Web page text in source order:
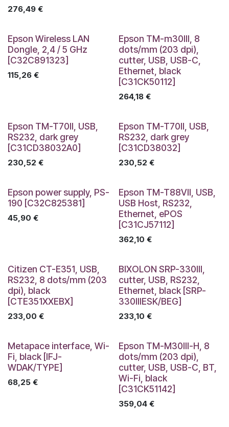
276,49 €
Epson Wireless LAN
Dongle, 2,4 / 5 GHz
[C32C891323]
115,26 €
Epson TM-m30III, 8
dots/mm (203 dpi),
cutter, USB, USB-C,
Ethernet, black
[C31CK50112]
264,18€
Epson TM-T70II, USB,
RS232, dark grey
[C31CD38032A0]
230,52 €
Epson TM-T70II, USB,
RS232, dark grey
[C31CD38032]
230,52 €
Epson power supply, PS-
190 [C32C825381]
45,90 €
Epson TM-T88VII, USB,
USB Host, RS232,
Ethernet, ePOS
[C31CJ57112]
362,10 €
Citizen CT-E351, USB,
RS232, 8 dots/mm (203
dpi), black
[CTE351XXEBX]
233,00 €
BIXOLON SRP-330III,
cutter, USB, RS232,
Ethernet, black [SRP-
330IIIESK/BEG]
233,10 €
Metapace interface, Wi-
Fi, black [IFJ-
WDAK/TYPE]
68,25 €
Epson TM-M30III-H, 8
dots/mm (203 dpi),
cutter, USB, USB-C, BT,
Wi-Fi, black
[C31CK51142]
359,04€